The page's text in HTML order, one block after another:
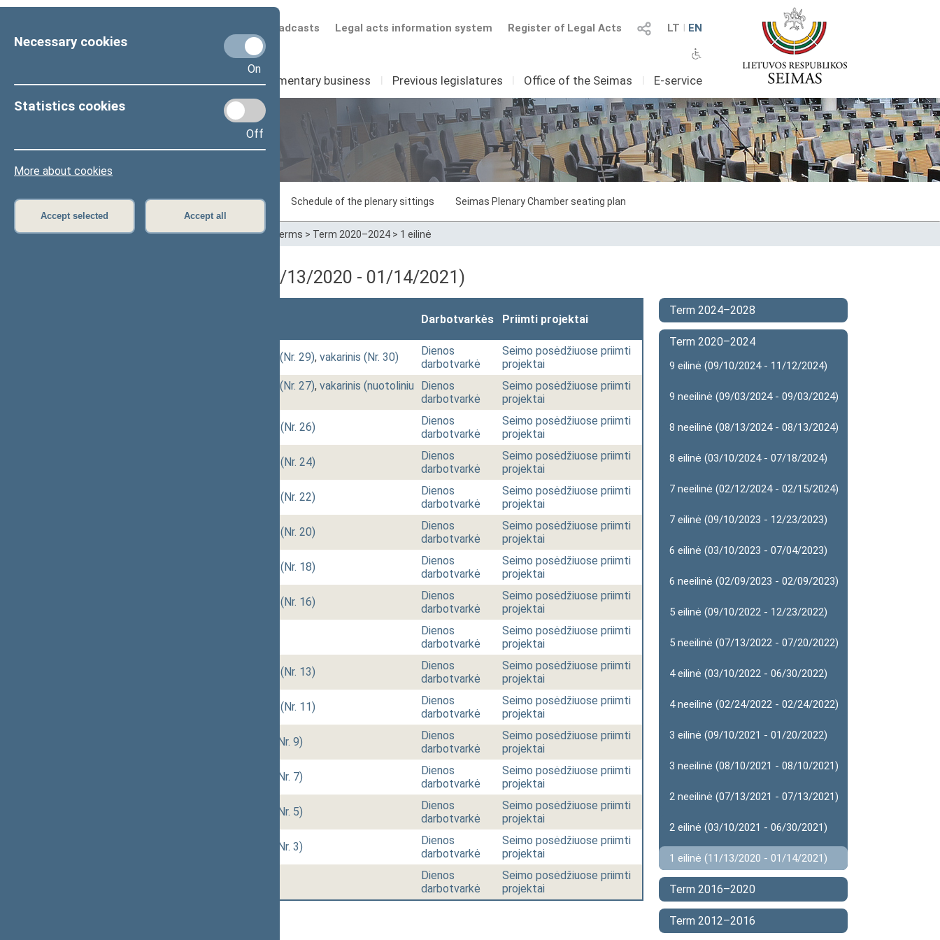
Necessary cookies
On
Statistics cookies
Off
More about cookies
Accept selected Accept all
LT I EN
Register of Legal Acts
Legal acts information system
Scheduled broadcasts
Seimas I Parliamentary business I Previous legislatures I Office of the Seimas I E-service
Sitting in progress Plenary sittings Schedule of the plenary sittings Seimas Plenary Chamber seating plan
Home>Plenary sittings>Parliamentary terms > Term 2020–2024 > 1 eilinė
1 eilinė Seimo sesija (11/13/2020 - 01/14/2021)
Darbotvarkės Priimti projektai
rytinis (nuotoliniu būdu) (Nr. 29), vakarinis (Nr. 30)
Dienos
darbotvarkė
Seimo posėdžiuose priimti
projektai
rytinis (nuotoliniu būdu) (Nr. 27), vakarinis (nuotoliniu
Dienos
darbotvarkė
Seimo posėdžiuose priimti
projektai
vakarinis (Nr. 26)
Dienos
darbotvarkė
Seimo posėdžiuose priimti
projektai
vakarinis (Nr. 24)
Dienos
darbotvarkė
Seimo posėdžiuose priimti
projektai
vakarinis (Nr. 22)
Dienos
darbotvarkė
Seimo posėdžiuose priimti
projektai
vakarinis (Nr. 20)
Dienos
darbotvarkė
Seimo posėdžiuose priimti
projektai
vakarinis (Nr. 18)
Dienos
darbotvarkė
Seimo posėdžiuose priimti
projektai
vakarinis (Nr. 16)
Dienos
darbotvarkė
Seimo posėdžiuose priimti
projektai
Dienos
darbotvarkė
Seimo posėdžiuose priimti
projektai
vakarinis (Nr. 13)
Dienos
darbotvarkė
Seimo posėdžiuose priimti
projektai
vakarinis (Nr. 11)
Dienos
darbotvarkė
Seimo posėdžiuose priimti
projektai
vakarinis (Nr. 9)
Dienos
darbotvarkė
Seimo posėdžiuose priimti
projektai
vakarinis (Nr. 7)
Dienos
darbotvarkė
Seimo posėdžiuose priimti
projektai
vakarinis (Nr. 5)
Dienos
darbotvarkė
Seimo posėdžiuose priimti
projektai
vakarinis (Nr. 3)
Dienos
darbotvarkė
Seimo posėdžiuose priimti
projektai
Dienos
darbotvarkė
Seimo posėdžiuose priimti
projektai
Term 2024–2028
Term 2020–2024
9 eilinė (09/10/2024 - 11/12/2024)
9 neeilinė (09/03/2024 - 09/03/2024)
8 neeilinė (08/13/2024 - 08/13/2024)
8 eilinė (03/10/2024 - 07/18/2024)
7 neeilinė (02/12/2024 - 02/15/2024)
7 eilinė (09/10/2023 - 12/23/2023)
6 eilinė (03/10/2023 - 07/04/2023)
6 neeilinė (02/09/2023 - 02/09/2023)
5 eilinė (09/10/2022 - 12/23/2022)
5 neeilinė (07/13/2022 - 07/20/2022)
4 eilinė (03/10/2022 - 06/30/2022)
4 neeilinė (02/24/2022 - 02/24/2022)
3 eilinė (09/10/2021 - 01/20/2022)
3 neeilinė (08/10/2021 - 08/10/2021)
2 neeilinė (07/13/2021 - 07/13/2021)
2 eilinė (03/10/2021 - 06/30/2021)
1 eilinė (11/13/2020 - 01/14/2021)
Term 2016–2020
Term 2012–2016